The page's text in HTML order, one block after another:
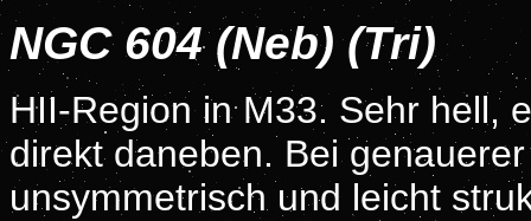
NGC 604 (Neb) (Tri)
HII-Region in M33. Sehr hell,
direkt daneben. Bei
unsymmetrisch und leicht